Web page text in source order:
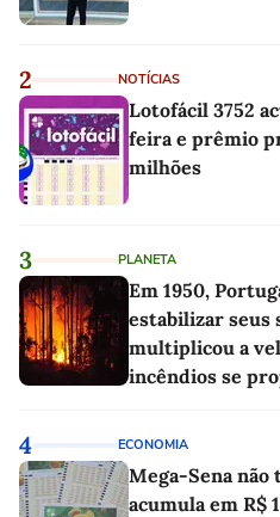
2 NOTÍCIAS
Lotofácil 3752
feira e prêmio
milhões
3 PLANETA
Em 1950,
estabilizar seus
multiplicou a
incêndios se
4 ECONOMIA
Mega-Sena
acumula em R$